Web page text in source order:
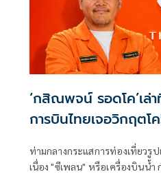
‘กสิณพจน์ รอดโค’เล่
การบินไทยเจอวิกฤต
บริษัทต่อยอดงานที่รักป
ลน’ให้บริการนักท่องเ
ท่ามกลางกระแสการท่องเที่ยวรู
เนื่อง "ซีเพลน" หรือเครื่องบินน้ำ